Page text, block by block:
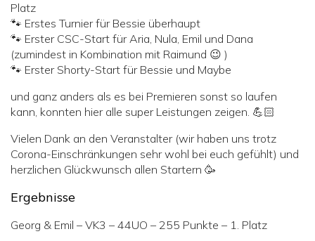
Platz
🐾 Erstes Turnier für Bessie überhaupt
🐾 Erster CSC-Start für Aria, Nula, Emil und Dana
(zumindest in Kombination mit Raimund 😉 )
🐾 Erster Shorty-Start für Bessie und Maybe
und ganz anders als es bei Premieren sonst so laufen
kann, konnten hier alle super Leistungen zeigen. 💪🏻
Vielen Dank an den Veranstalter (wir haben uns trotz
Corona-Einschränkungen sehr wohl bei euch gefühlt) und
herzlichen Glückwunsch allen Startern 🥳
Ergebnisse
Georg & Emil – VK3 – 44UO – 255 Punkte – 1. Platz